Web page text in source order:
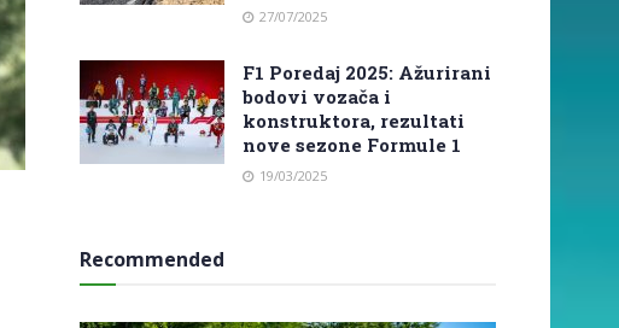
27/07/2025
F1 Poredaj 2025: Ažurirani
bodovi vozača i
konstruktora, rezultati
nove sezone Formule 1
19/03/2025
Recommended